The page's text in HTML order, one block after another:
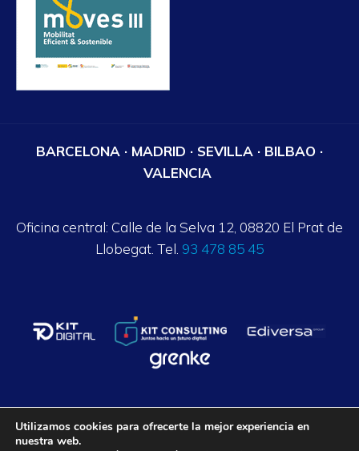
BARCELONA · MADRID · SEVILLA · BILBAO ·
VALENCIA
Oficina central: Calle de la Selva 12, 08820 El Prat de
Llobegat. Tel. 93 478 85 45
Axalpha Consulting ©
Utilizamos cookies para ofrecerte la mejor experiencia en
nuestra web.